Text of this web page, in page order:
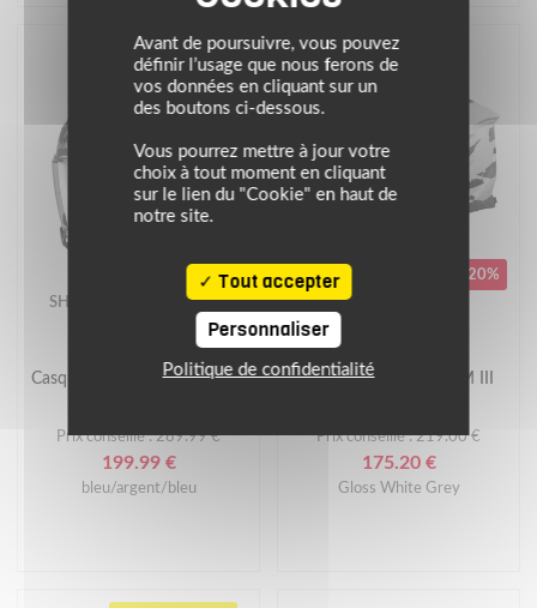
-90€
SHARK
Casque D-SKWAL 3 DRONE
Prix conseillé : 289.99 €
199.99 €
bleu/argent/bleu
-20%
LS2
Casque FF818 STORM III
Prix conseillé : 219.00 €
175.20 €
Gloss White Grey
Avant de poursuivre, vous pouvez
définir l’usage que nous ferons de
vos données en cliquant sur un
des boutons ci-dessous.
Vous pourrez mettre à jour votre
choix à tout moment en cliquant
sur le lien du "Cookie" en haut de
notre site.
Tout accepter
Personnaliser
Politique de confidentialité